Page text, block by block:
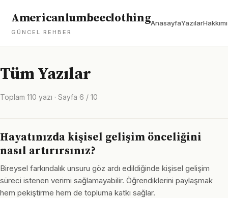
Americanlumbeeclothing
GÜNCEL REHBER
AnasayfaYazılar
Tüm Yazılar
Toplam 110 yazı · Sayfa 6 / 10
Hayatınızda kişisel gelişim önceliğini
nasıl artırırsınız?
Bireysel farkındalık unsuru göz ardı edildiğinde kişisel gelişim
süreci istenen verimi sağlamayabilir. Öğrendiklerini paylaşmak
hem pekiştirme hem de topluma katkı sağlar.